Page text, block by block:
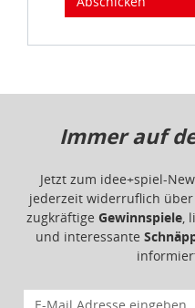
Immer auf
Jetzt zum idee+spiel-
jederzeit widerruflich
zugkräftige Gewinnspiele,
und interessante
E-Mail für